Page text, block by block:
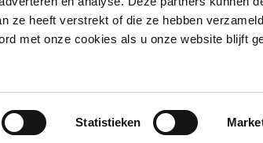
ze heeft verstrekt of die ze hebben
met onze cookies als u onze website blijft
Statistieken
overig Kokosmelk
overig